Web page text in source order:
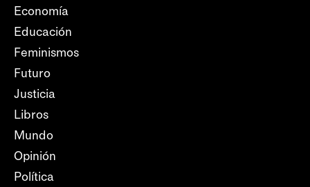
Economía
Educación
Feminismos
Futuro
Justicia
Libros
Mundo
Opinión
Política